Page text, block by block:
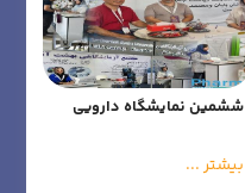
ششمین نمایشگاه دارویی
بیشتر ...